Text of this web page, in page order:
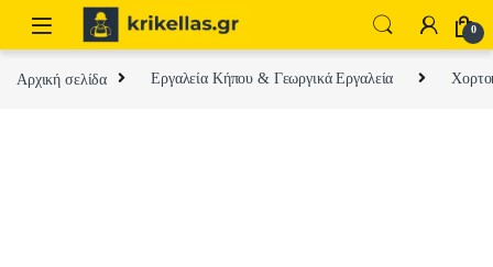
Skip to navigation
Skip to content
0
Αρχική σελίδα Εργαλεία Κήπου & Γεωργικά Εργαλεία